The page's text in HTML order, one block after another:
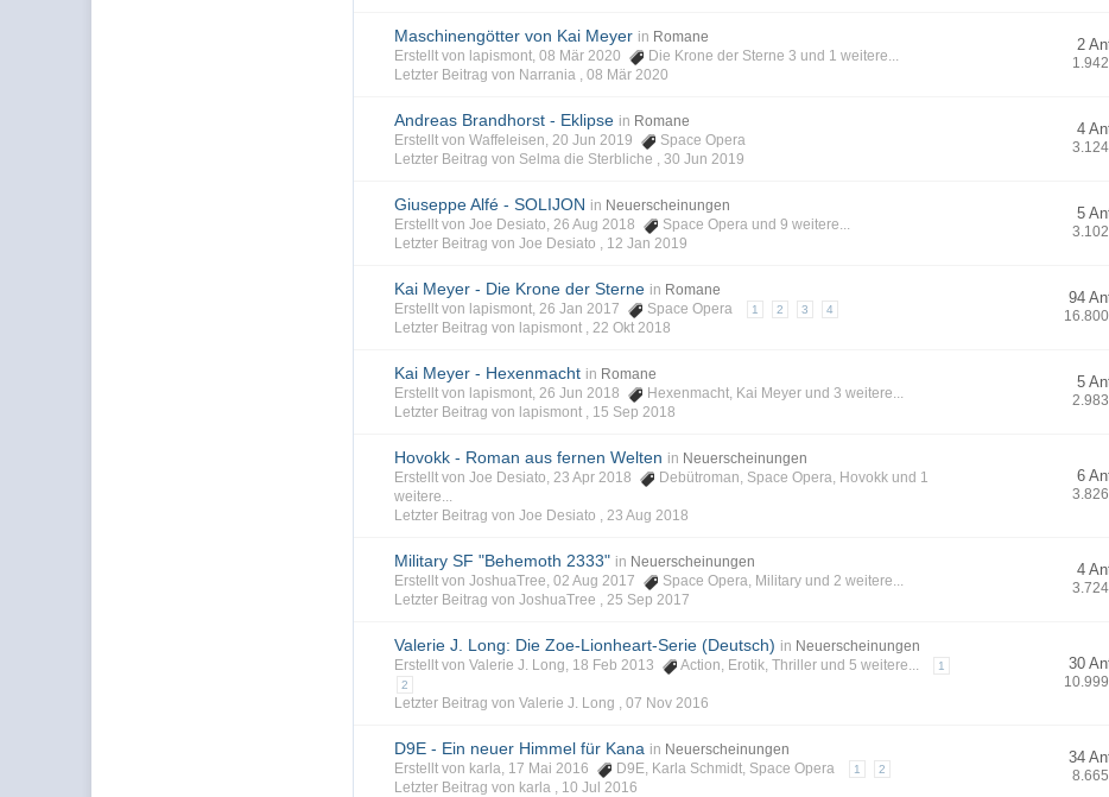
Maschinengötter von Kai Meyer in Romane
Erstellt von lapismont, 08 Mär 2020
Die Krone der Sterne 3 und 1 weitere...
Letzter Beitrag von Narrania ,08 Mär 2020
2
Andreas Brandhorst - Eklipse in Romane
Erstellt von Waffeleisen, 20 Jun 2019
Space Opera
Letzter Beitrag von Selma die Sterbliche ,30 Jun 2019
4
Giuseppe Alfé - SOLIJON in Neuerscheinungen
Erstellt von Joe Desiato, 26 Aug 2018
Space Opera und 9 weitere...
Letzter Beitrag von Joe Desiato , 12 Jan 2019
5
Kai Meyer - Die Krone der Sterne in Romane
Erstellt von lapismont, 26 Jan 2017
Space Opera 1 2 3 4
Letzter Beitrag von lapismont ,22 Okt 2018
94
Kai Meyer - Hexenmacht in Romane
Erstellt von lapismont, 26 Jun 2018
Hexenmacht, Kai Meyer und 3 weitere...
Letzter Beitrag von lapismont , 15 Sep 2018
5
Hovokk - Roman aus fernen Welten in Neuerscheinungen
Erstellt von Joe Desiato, 23 Apr 2018
Debütroman, Space Opera, Hovokk und 1
weitere...
Letzter Beitrag von Joe Desiato ,23 Aug 2018
6
Military SF "Behemoth 2333" in Neuerscheinungen
Erstellt von JoshuaTree, 02 Aug 2017
Space Opera, Military und 2 weitere...
Letzter Beitrag von JoshuaTree ,25 Sep 2017
4
Valerie J. Long: Die Zoe-Lionheart-Serie (Deutsch) in Neuerscheinungen
Erstellt von Valerie J. Long, 18 Feb 2013
Action, Erotik,Thriller und 5 weitere...
1
2
Letzter Beitrag von Valerie J. Long ,07 Nov 2016
30
D9E - Ein neuer Himmel für Kana in Neuerscheinungen
Erstellt von karla, 17 Mai 2016
D9E, Karla Schmidt, Space Opera 1 2
Letzter Beitrag von karla , 10 Jul 2016
34